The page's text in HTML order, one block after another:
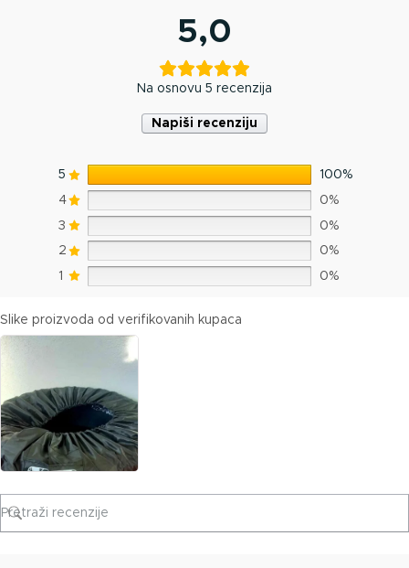
5,0
Na osnovu 5 recenzija
Napiši recenziju
5
100%
4
0%
3
0%
2
0%
1
0%
Slike proizvoda od verifikovanih kupaca